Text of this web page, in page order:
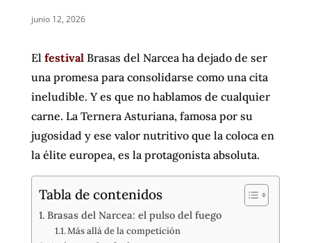
junio 12, 2026
El festivalBrasas del Narcea ha dejado de ser
una promesa para consolidarse como una cita
ineludible. Y es que no hablamos de cualquier
carne. La Ternera Asturiana, famosa por su
jugosidad y ese valor nutritivo que la coloca en
la élite europea, es la protagonista absoluta.
Tabla de contenidos
Brasas del Narcea: el pulso del fuego
Más allá de la competición